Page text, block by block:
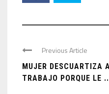
Previous Article
MUJER DESCUARTIZA
TRABAJO PORQUE LE